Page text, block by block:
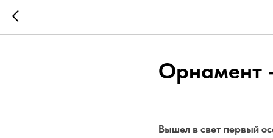
Орнамент
Вышел в свет первый